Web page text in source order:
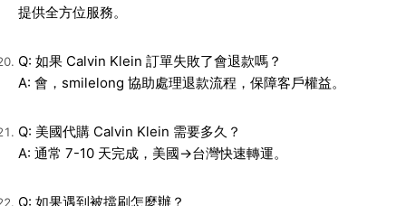
提供全方位服務。
Q: 如果 Calvin Klein 訂單失敗了會退款嗎？
A: 會，smilelong 協助處理退款流程，保障客戶權益。
Q: 美國代購 Calvin Klein 需要多久？
A: 通常 7-10 天完成，美國→台灣快速轉運。
Q: 如果遇到被擋刷怎麼辦？